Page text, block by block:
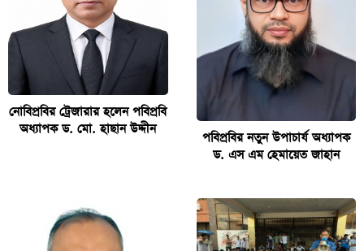
নোবিপ্রবির ট্রেজারার হলেন পবিপ্রবি
অধ্যাপক ড. মো. হাছান উদ্দীন
পবিপ্রবির নতুন উপাচার্য অধ্যাপক
ড. এস এম হেমায়েত জাহান